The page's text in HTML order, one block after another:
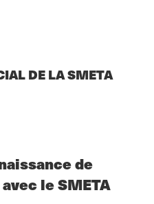
DE LA SMETA
de
le SMETA